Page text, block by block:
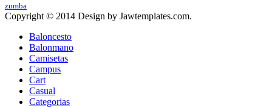
zumba
Copyright © 2014 Design by Jawtemplates.com.
Baloncesto
Balonmano
Camisetas
Campus
Cart
Casual
Categorias